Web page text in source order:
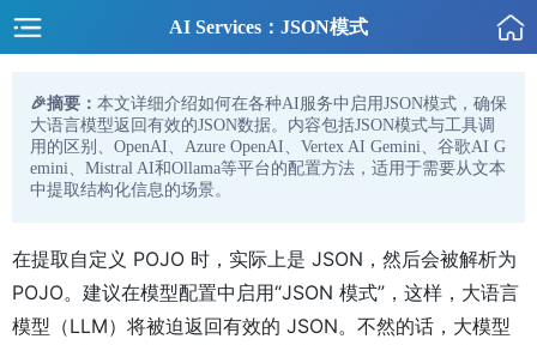
AI Services：JSON模式
🎉摘要： 本文详细介绍如何在各种AI服务中启用JSON模式，确保
大语言模型返回有效的JSON数据。内容包括JSON模式与工具调
用的区别、OpenAI、Azure OpenAI、Vertex AI Gemini、谷歌AI G
emini、Mistral AI和Ollama等平台的配置方法，适用于需要从文本
中提取结构化信息的场景。
在提取自定义 POJO 时，实际上是 JSON，然后会被解析为
POJO。建议在模型配置中启用“JSON 模式”，这样，大语言
模型（LLM）将被迫返回有效的 JSON。不然的话，大模型